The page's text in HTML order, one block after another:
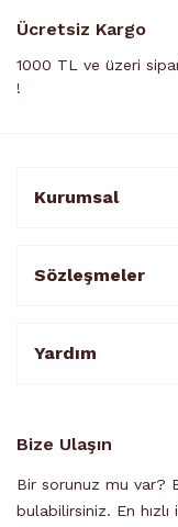
Ücretsiz Kargo
1000 TL ve üzeri
!
Kurumsal
Sözleşmeler
Yardım
Bize Ulaşın
Bir sorunuz mu var?
bulabilirsiniz. En